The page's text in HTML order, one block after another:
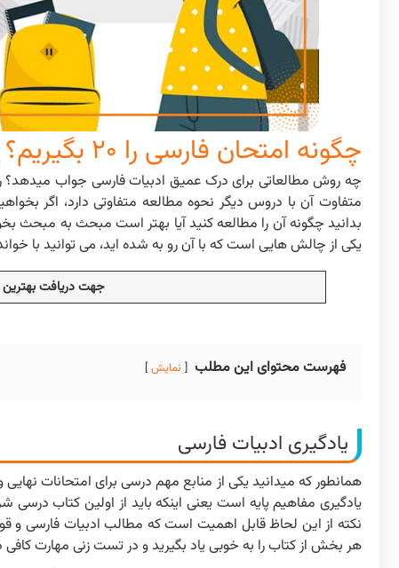
چگونه امتحان فارسی را ۲۰ بگیریم؟ روش مطالعه ادبیات فارسی
چه روش مطالعاتی برای درک عمیق ادبیات فارسی جواب میدهد؟
متفاوت آن با دروس دیگر نحوه مطالعه متفاوتی دارد، اگر
بدانید چگونه آن را مطالعه کنید آیا بهتر است مبحث به مبحث
یکی از چالش هایی است که با آن رو به شده اید، می توانید با
جهت دریافت بهترین
فهرست محتوای این مطلب نمایش
یادگیری ادبیات فارسی
همانطور که میدانید یکی از منابع مهم درسی برای امتحانات
یادگیری مفاهیم پایه است یعنی اینکه باید از اولین کتاب
نکته از این لحاظ قابل اهمیت است که مطالب ادبیات فارسی و
هر بخش از کتاب را به خوبی یاد بگیرید و در تست زنی مهارت کافی